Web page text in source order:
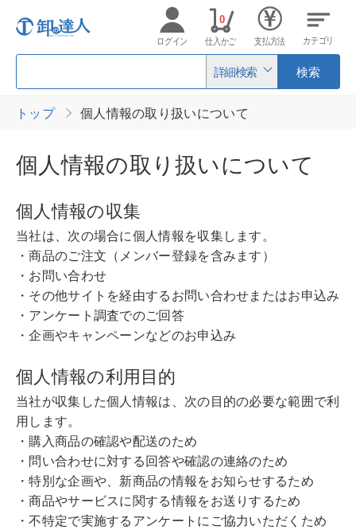
詳細検索 検索
ログイン 仕入かご
0
支払方法 カテゴリ
トップ 個人情報の取り扱いについて
個人情報の取り扱いについて
個人情報の収集
当社は、次の場合に個人情報を収集します。
・商品のご注文（メンバー登録を含みます）
・お問い合わせ
・その他サイトを経由するお問い合わせまたはお申込み
・アンケート調査でのご回答
・企画やキャンペーンなどのお申込み
個人情報の利用目的
当社が収集した個人情報は、次の目的の必要な範囲で利
用します。
・購入商品の確認や配送のため
・問い合わせに対する回答や確認の連絡のため
・特別な企画や、新商品の情報をお知らせするため
・商品やサービスに関する情報をお送りするため
・不特定で実施するアンケートにご協力いただくため